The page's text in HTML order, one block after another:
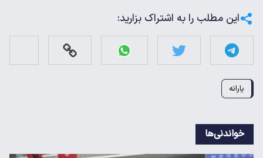
این مطلب را به اشتراک بزارید:
یارانه
خواندنی‌ها